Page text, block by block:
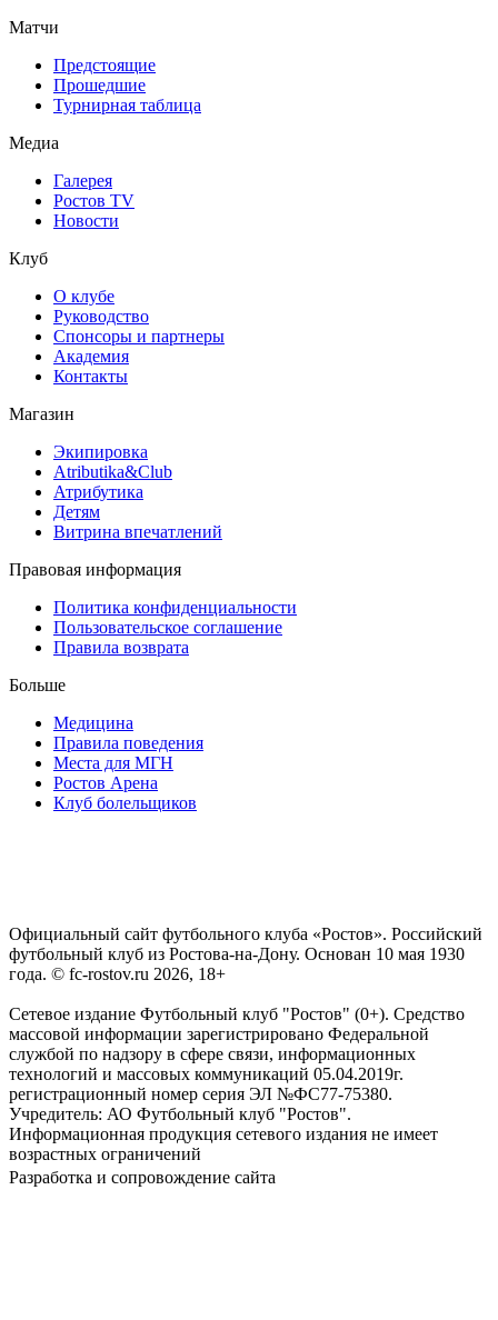
Матчи
Предстоящие
Прошедшие
Турнирная таблица
Медиа
Галерея
Ростов TV
Новости
Клуб
О клубе
Руководство
Спонсоры и партнеры
Академия
Контакты
Магазин
Экипировка
Atributika&Club
Атрибутика
Детям
Витрина впечатлений
Правовая информация
Политика конфиденциальности
Пользовательское соглашение
Правила возврата
Больше
Медицина
Правила поведения
Места для МГН
Ростов Арена
Клуб болельщиков
Официальный сайт футбольного клуба «Ростов». Российский
футбольный клуб из Ростова-на-Дону. Основан 10 мая 1930
года. © fc-rostov.ru 2026, 18+
Сетевое издание Футбольный клуб "Ростов" (0+). Средство
массовой информации зарегистрировано Федеральной
службой по надзору в сфере связи, информационных
технологий и массовых коммуникаций 05.04.2019г.
регистрационный номер серия ЭЛ №ФС77-75380.
Учредитель: АО Футбольный клуб "Ростов".
Информационная продукция сетевого издания не имеет
возрастных ограничений
Разработка и сопровождение сайта